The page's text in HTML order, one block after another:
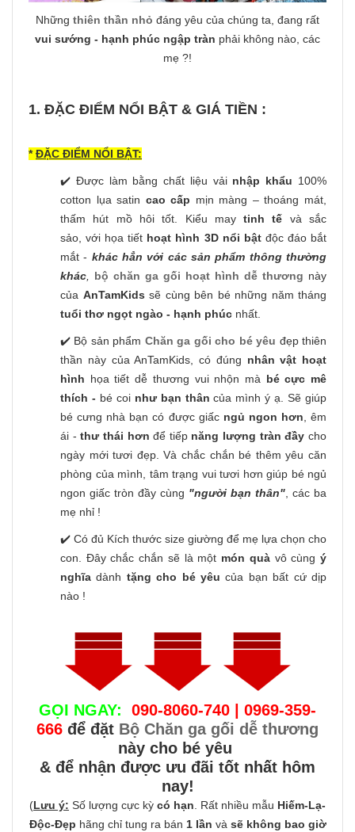
Những thiên thần nhỏ đáng yêu của chúng ta, đang rất
vui sướng - hạnh phúc ngập tràn phải không nào, các
mẹ ?!
1. ĐẶC ĐIỂM NỔI BẬT & GIÁ TIỀN :
*ĐẶC ĐIỂM NỔI BẬT:
✔️ Được làm bằng chất liệu vải nhập khẩu 100%
cotton lụa satin cao cấp mịn màng – thoáng mát,
thấm hút mồ hôi tốt. Kiểu maytinh tế và sắc
sảo, với họa tiết hoạt hình 3D nổi bật độc đáo bắt
mắt - khác hẳn với các sản phẩm thông thường
khác
bộ chăn ga gối hoạt hình dễ thương này
của AnTamKids sẽ cùng bên bé những năm tháng
tuổi thơ ngọt ngào - hạnh phúc nhất.
✔️ Bộ sản phẩm Chăn ga gối cho bé yêu đẹp thiên
thần này của AnTamKids, có đúng nhân vật hoạt
hình họa tiết dễ thương vui nhộn mà bé cực mê
thích - bé coi như bạn thâncủa mình ý ạ. Sẽ giúp
bé cưng nhà bạn có được giấc ngủ ngon hơn , êm
ái -thư thái hơn để tiếp năng lượng tràn đầy cho
ngày mới tươi đẹp. Và chắc chắn bé thêm yêu căn
phòng của mình, tâm trạng vui tươi hơn giúp bé ngủ
ngon giấc tròn đầy cùng "người bạn thân" , các ba
mẹ nhỉ !
✔️ Có đủ Kích thước size giường để mẹ lựa chọn cho
con. Đây chắc chắn sẽ là một món quàvô cùngý
nghĩadành tặng cho bé yêu của bạn bất cứ dịp
nào !
GỌI NGAY:
090-8060-740 | 0969-359-
666 để đặt Bộ Chăn ga gối dễ thương
này cho bé yêu
& để nhận được ưu đãi tốt nhất hôm
nay!
(Lưu ý: Số lượng cực kỳ có hạn . Rất nhiều mẫu Hiếm-Lạ-
Độc-Đẹp hãng chỉ tung ra bán 1 lần và sẽ không bao giờ